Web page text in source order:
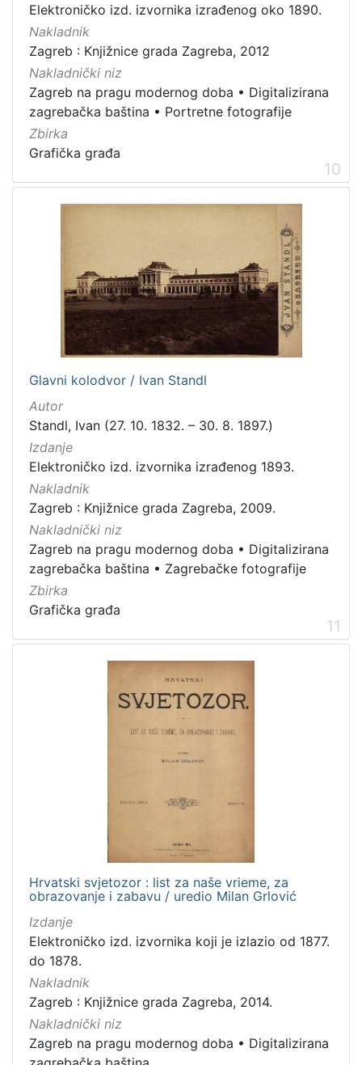
Elektroničko izd. izvornika izrađenog oko 1890.
Nakladnik
Zagreb : Knjižnice grada Zagreba, 2012
Nakladnički niz
Zagreb na pragu modernog doba • Digitalizirana
zagrebačka baština • Portretne fotografije
Zbirka
Grafička građa
10
Glavni kolodvor / Ivan Standl
Autor
Standl, Ivan (27. 10. 1832. – 30. 8. 1897.)
Izdanje
Elektroničko izd. izvornika izrađenog 1893.
Nakladnik
Zagreb : Knjižnice grada Zagreba, 2009.
Nakladnički niz
Zagreb na pragu modernog doba • Digitalizirana
zagrebačka baština • Zagrebačke fotografije
Zbirka
Grafička građa
11
Hrvatski svjetozor : list za naše vrieme, za
obrazovanje i zabavu / uredio Milan Grlović
Izdanje
Elektroničko izd. izvornika koji je izlazio od 1877.
do 1878.
Nakladnik
Zagreb : Knjižnice grada Zagreba, 2014.
Nakladnički niz
Zagreb na pragu modernog doba • Digitalizirana